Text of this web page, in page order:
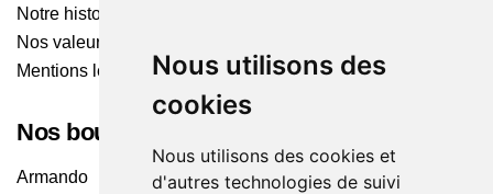
Nous utilisons des
cookies
Nous utilisons des cookies et
d'autres technologies de suivi
Notre histoire
Nos valeurs
Mentions légales
Nos boutiques
Armando